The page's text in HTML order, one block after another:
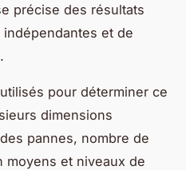
précise des résultats
indépendantes et de
pour déterminer ce
dimensions
pannes, nombre de
moyens et niveaux de